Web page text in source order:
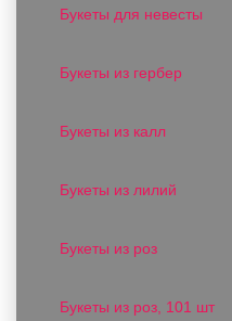
Букеты для невесты
Букеты из гербер
Букеты из калл
Букеты из лилий
Букеты из роз
Букеты из роз, 101 шт